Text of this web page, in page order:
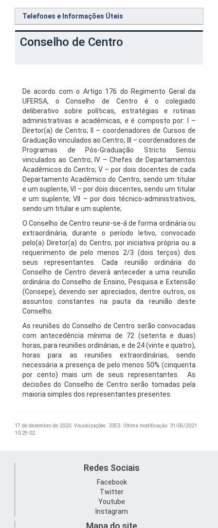
Telefones e Informações Úteis
Conselho de Centro
De acordo com o Artigo 176 do Regimento Geral da
UFERSA, o Conselho de Centro é o colegiado
deliberativo sobre políticas, estratégias e rotinas
administrativas e acadêmicas, e é composto por: I –
Diretor(a) de Centro; II – coordenadores de Cursos de
Graduação vinculados ao Centro; III – coordenadores de
Programas de Pós-Graduação Stricto Sensu
vinculados ao Centro; IV – Chefes de Departamentos
Acadêmicos do Centro; V – por dois docentes de cada
Departamento Acadêmico do Centro, sendo um titular
e um suplente; VI – por dois discentes, sendo um titular
e um suplente; VII – por dois técnico-administrativos,
sendo um titular e um suplente;
O Conselho de Centro reunir-se-á de forma ordinária ou
extraordinária, durante o período letivo, convocado
pelo(a) Diretor(a) do Centro, por iniciativa própria ou a
requerimento de pelo menos 2/3 (dois terços) dos
seus representantes. Cada reunião ordinária do
Conselho de Centro deverá anteceder a uma reunião
ordinária do Conselho de Ensino, Pesquisa e Extensão
(Consepe), devendo ser apreciados, dentre outros, os
assuntos constantes na pauta da reunião deste
Conselho.
As reuniões do Conselho de Centro serão convocadas
com antecedência mínima de 72 (setenta e duas)
horas, para reuniões ordinárias, e de 24 (vinte e quatro),
horas para as reuniões extraordinárias, sendo
necessária a presença de pelo menos 50% (cinquenta
por cento) mais um de seus representantes. As
decisões do Conselho de Centro serão tomadas pela
maioria simples dos representantes presentes.
17 de dezembro de 2020. Visualizações: 3353. Última modificação: 31/05/2021
10:29:02
Redes Sociais
Facebook
Twitter
Youtube
Instagram
Mapa do site